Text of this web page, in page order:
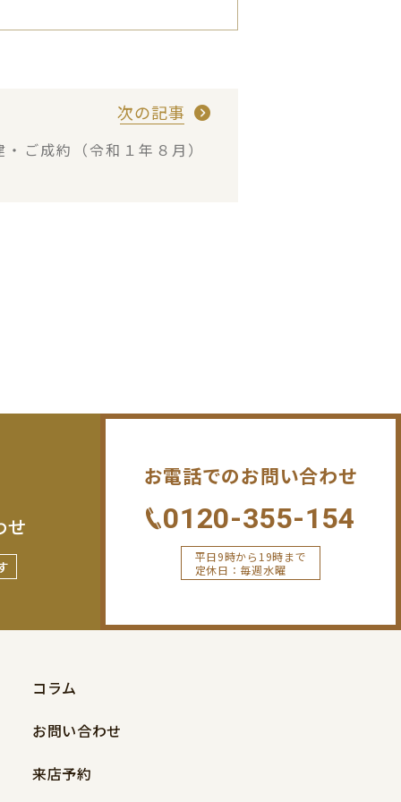
次の記事
・ご成約（令和１年８月）
せ
お電話でのお問い合わせ
0120-355-154
平日9時から19時まで
定休日：毎週水曜
コラム
お問い合わせ
来店予約